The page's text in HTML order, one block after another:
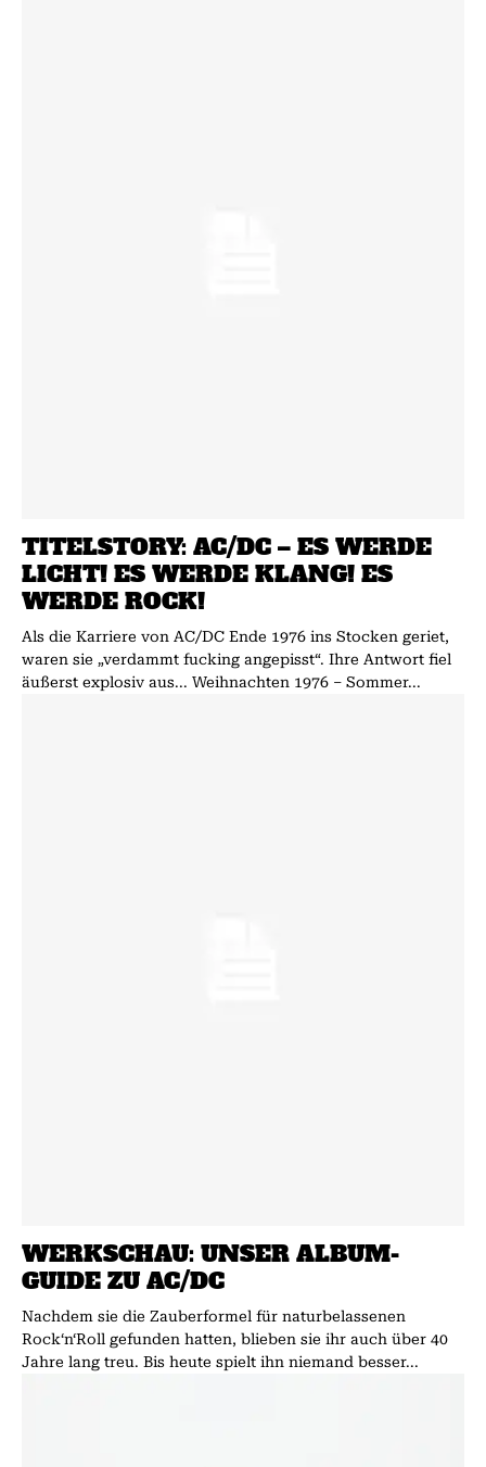
TITELSTORY: AC/DC – ES WERDE
LICHT! ES WERDE KLANG! ES
WERDE ROCK!
Als die Karriere von AC/DC Ende 1976 ins Stocken geriet,
waren sie „verdammt fucking angepisst“. Ihre Antwort fiel
äußerst explosiv aus... Weihnachten 1976 – Sommer...
WERKSCHAU: UNSER ALBUM-
GUIDE ZU AC/DC
Nachdem sie die Zauberformel für naturbelassenen
Rock‘n‘Roll gefunden hatten, blieben sie ihr auch über 40
Jahre lang treu. Bis heute spielt ihn niemand besser...